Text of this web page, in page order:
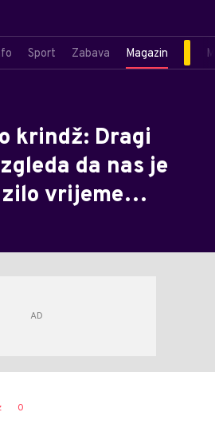
Sport Zabava Magazin
krindž: Dragi
da nas je
vrijeme…
0